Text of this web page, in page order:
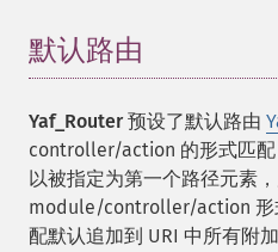
默认路由
Yaf_Router预设了默认路由
controller/action 的形式匹
以被指定为第一个路径元素
module/controller/action 形
配默认追加到 URI 中所有附